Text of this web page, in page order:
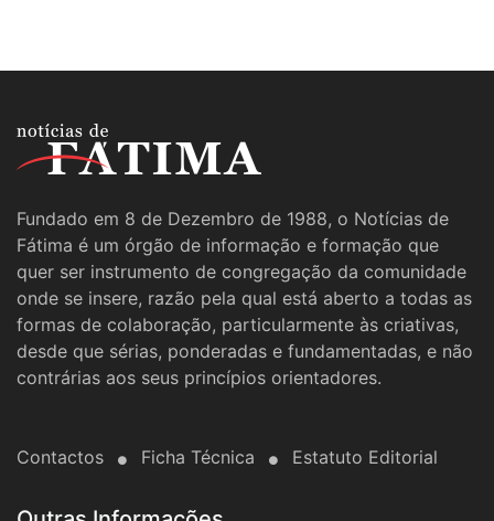
Fundado em 8 de Dezembro de 1988, o Notícias de
Fátima é um órgão de informação e formação que
quer ser instrumento de congregação da comunidade
onde se insere, razão pela qual está aberto a todas as
formas de colaboração, particularmente às criativas,
desde que sérias, ponderadas e fundamentadas, e não
contrárias aos seus princípios orientadores.
Contactos Ficha Técnica Estatuto Editorial